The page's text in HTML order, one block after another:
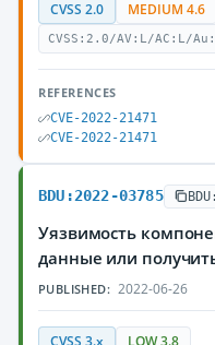
CVSS 2.0 MEDIUM 4.6
CVSS:2.0/AV:L/AC:L/
REFERENCES
CVE-2022-21471
CVE-2022-21471
BDU:2022-03785
Уязвимость
данные или
PUBLISHED: 2022-06-26
CVSS 3.x LOW 3.8